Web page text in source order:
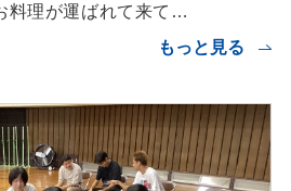
料理が運ばれて来て…
もっと見る